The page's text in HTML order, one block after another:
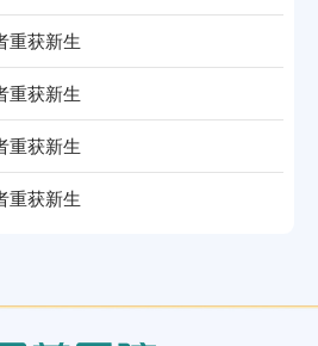
重获新生
重获新生
重获新生
重获新生